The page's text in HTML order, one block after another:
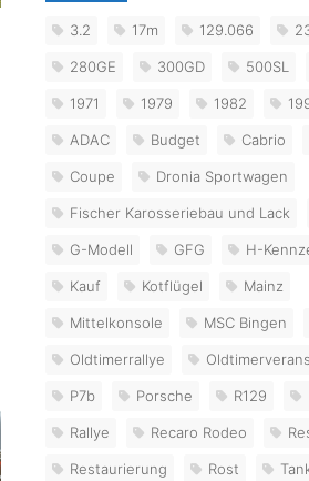
3.2 17m 129.066
280GE 300GD 500SL
1971 1979 1982
ADAC Budget Cabrio
Coupe Dronia Sportwagen
Fischer Karosseriebau und Lack
G-Modell GFG H-
Kauf Kotflügel Mainz
Mittelkonsole MSC Bingen
Oldtimerrallye
P7b Porsche R129
Rallye Recaro Rodeo
Restaurierung Rost